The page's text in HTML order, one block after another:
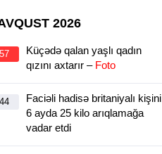
2026
Küçədə qalan yaşlı qadın
qızını axtarır – Foto
Faciəli hadisə britaniyalı kişini
6 ayda 25 kilo arıqlamağa
vadar etdi